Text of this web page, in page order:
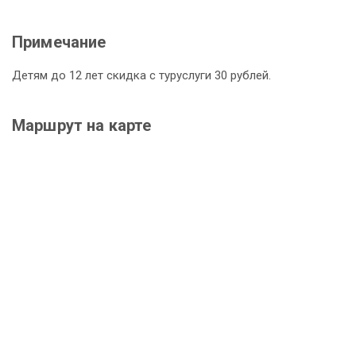
Примечание
Детям до 12 лет скидка с туруслуги 30 рублей.
Маршрут на карте